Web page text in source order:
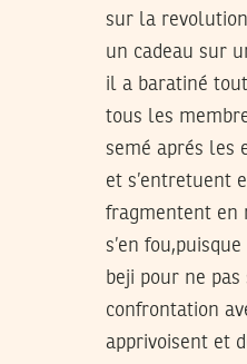
sur la
un cadeau sur
il a baratiné
tous les
semé aprés les
et s’entretuent
fragmentent en
s’en
beji pour ne
confrontation
apprivoisent et